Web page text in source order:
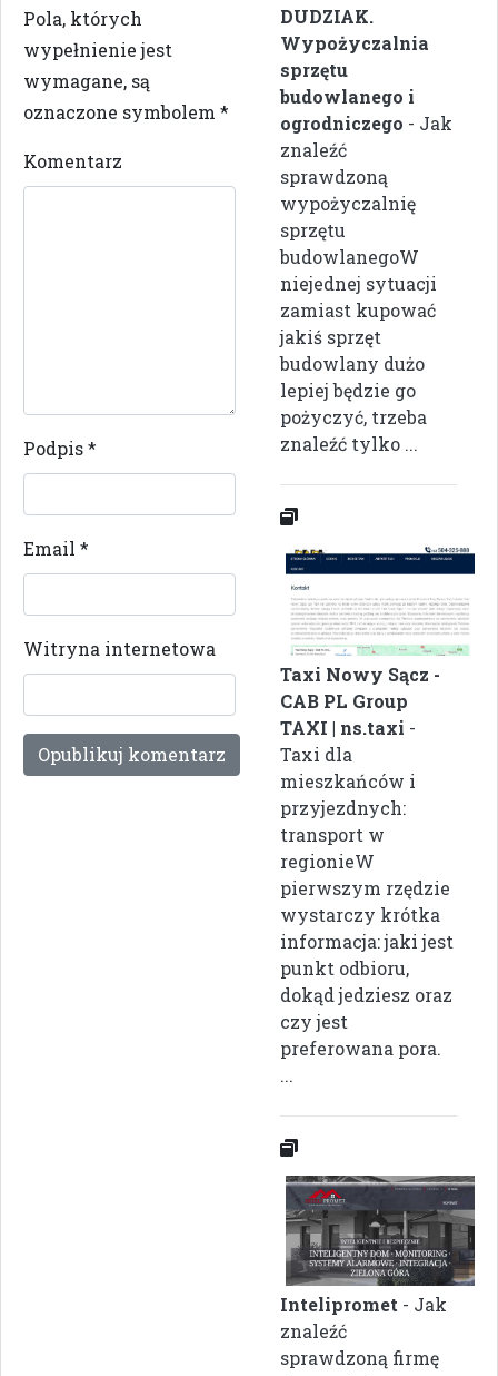
Pola, których
wypełnienie jest
wymagane, są
oznaczone symbolem *
Komentarz
Podpis*
Email *
Witryna internetowa
DUDZIAK.
Wypożyczalnia
sprzętu
budowlanego i
ogrodniczego - Jak
znaleźć
sprawdzoną
wypożyczalnię
sprzętu
budowlanegoW
niejednej sytuacji
zamiast kupować
jakiś sprzęt
budowlany dużo
lepiej będzie go
pożyczyć, trzeba
znaleźć tylko ...
Taxi Nowy Sącz -
CAB PL Group
TAXI | ns.taxi -
Taxi dla
mieszkańców i
przyjezdnych:
transport w
regionieW
pierwszym rzędzie
wystarczy krótka
informacja: jaki jest
punkt odbioru,
dokąd jedziesz oraz
czy jest
preferowana pora.
...
Intelipromet - Jak
znaleźć
sprawdzoną firmę